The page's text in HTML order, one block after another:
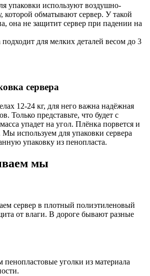
упаковки используют воздушно-
которой обматывают сервер. У такой
она не защитит сервер при падении на
для мелких деталей весом до 3
сервера
12-24 кг, для него важна надёжная
Только представьте, что будет с
упадет на угол. Плёнка порвется и
Мы используем для упаковки сервера
упаковку из пенопласта.
мы
сервер в плотный полиэтиленовый
от влаги. В дороге бывают разные
пенопластовые уголки из материала